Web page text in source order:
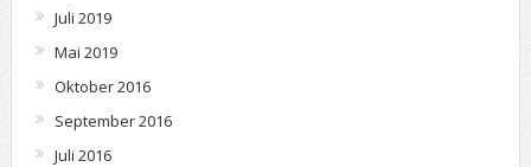
Juli 2019
Mai 2019
Oktober 2016
September 2016
Juli 2016